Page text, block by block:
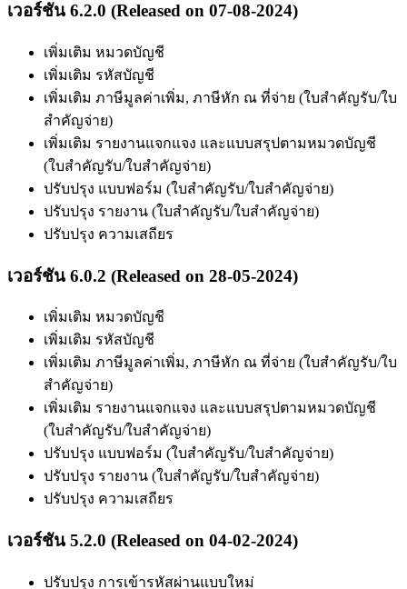
เวอร์ชัน 6.2.0 (Released on 07-08-2024)
เพิ่มเติม หมวดบัญชี
เพิ่มเติม รหัสบัญชี
เพิ่มเติม ภาษีมูลค่าเพิ่ม, ภาษีหัก ณ ที่จ่าย (ใบสำคัญรับ/ใบ
สำคัญจ่าย)
เพิ่มเติม รายงานแจกแจง และแบบสรุปตามหมวดบัญชี
(ใบสำคัญรับ/ใบสำคัญจ่าย)
ปรับปรุง แบบฟอร์ม (ใบสำคัญรับ/ใบสำคัญจ่าย)
ปรับปรุง รายงาน (ใบสำคัญรับ/ใบสำคัญจ่าย)
ปรับปรุง ความเสถียร
เวอร์ชัน 6.0.2 (Released on 28-05-2024)
เพิ่มเติม หมวดบัญชี
เพิ่มเติม รหัสบัญชี
เพิ่มเติม ภาษีมูลค่าเพิ่ม, ภาษีหัก ณ ที่จ่าย (ใบสำคัญรับ/ใบ
สำคัญจ่าย)
เพิ่มเติม รายงานแจกแจง และแบบสรุปตามหมวดบัญชี
(ใบสำคัญรับ/ใบสำคัญจ่าย)
ปรับปรุง แบบฟอร์ม (ใบสำคัญรับ/ใบสำคัญจ่าย)
ปรับปรุง รายงาน (ใบสำคัญรับ/ใบสำคัญจ่าย)
ปรับปรุง ความเสถียร
เวอร์ชัน 5.2.0 (Released on 04-02-2024)
ปรับปรุง การเข้ารหัสผ่านแบบใหม่